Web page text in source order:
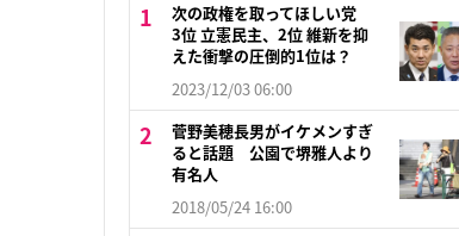
次の政権を取ってほしい党
3位 立憲民主、2位 維新を抑
えた衝撃の圧倒的1位は？
2023/12/03 06:00
菅野美穂長男がイケメンすぎ
ると話題 公園で堺雅人より
有名人
2018/05/24 16:00